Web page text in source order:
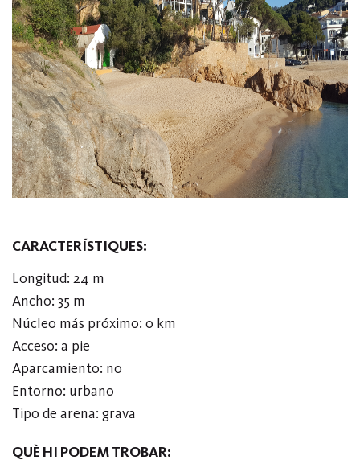
CARACTERÍSTIQUES:
Longitud: 24 m
Ancho: 35 m
Núcleo más próximo: 0 km
Acceso: a pie
Aparcamiento: no
Entorno: urbano
Tipo de arena: grava
QUÈ HI PODEM TROBAR: